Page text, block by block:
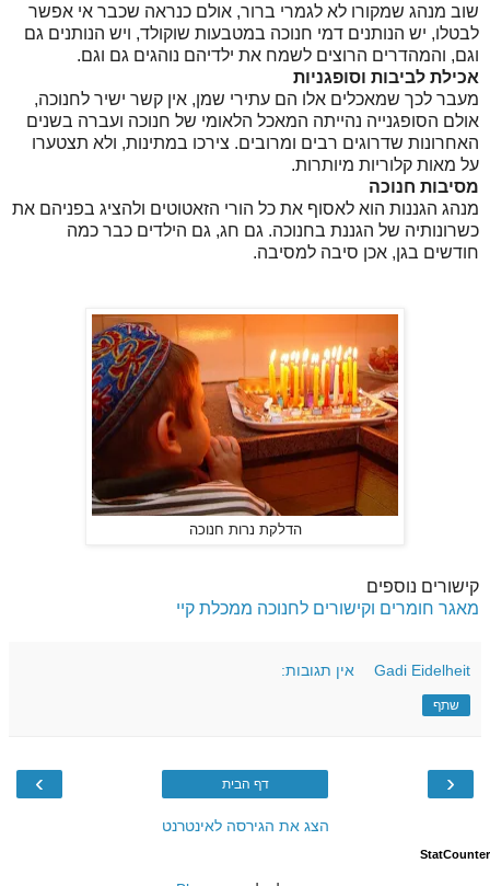
שוב מנהג שמקורו לא לגמרי ברור, אולם כנראה שכבר אי אפשר
לבטלו, יש הנותנים דמי חנוכה במטבעות שוקולד, ויש הנותנים גם
וגם, והמהדרים הרוצים לשמח את ילדיהם נוהגים גם וגם.
אכילת לביבות וסופגניות
מעבר לכך שמאכלים אלו הם עתירי שמן, אין קשר ישיר לחנוכה,
אולם הסופגנייה נהייתה המאכל הלאומי של חנוכה ועברה בשנים
האחרונות שדרוגים רבים ומרובים. צירכו במתינות, ולא תצטערו
על מאות קלוריות מיותרות.
מסיבות חנוכה
מנהג הגננות הוא לאסוף את כל הורי הזאטוטים ולהציג בפניהם את
כשרונותיה של הגננת בחנוכה. גם חג, גם הילדים כבר כמה
חודשים בגן, אכן סיבה למסיבה.
הדלקת נרות חנוכה
קישורים נוספים
מאגר חומרים וקישורים לחנוכה ממכלת קיי
Gadi Eidelheit אין תגובות:
שתף
‹
› דף הבית
הצג את הגירסה לאינטרנט
StatCounter